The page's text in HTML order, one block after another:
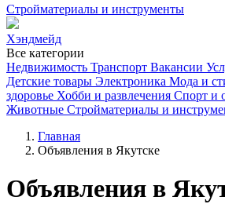
Стройматериалы и инструменты
Хэндмейд
Все категории
Недвижимость Транспорт Вакансии
Детские товары Электроника Мода и
здоровье Хобби и развлечения Спорт и
Животные Стройматериалы и
Главная
Объявления в Якутске
Объявления в